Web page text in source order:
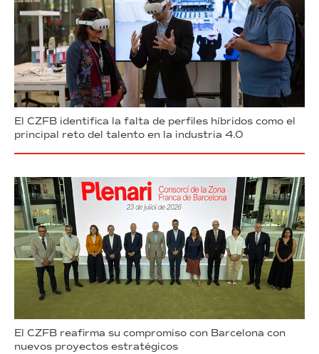
El CZFB identifica la falta de perfiles híbridos como el
principal reto del talento en la industria 4.0
El CZFB reafirma su compromiso con Barcelona con
nuevos proyectos estratégicos